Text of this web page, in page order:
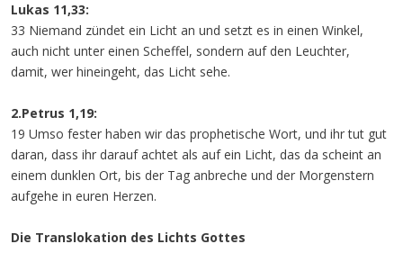
Lukas 11,33:
33 Niemand zündet ein Licht an und setzt es in einen Winkel,
auch nicht unter einen Scheffel, sondern auf den Leuchter,
damit, wer hineingeht, das Licht sehe.
2.Petrus 1,19:
19 Umso fester haben wir das prophetische Wort, und ihr tut gut
daran, dass ihr darauf achtet als auf ein Licht, das da scheint an
einem dunklen Ort, bis der Tag anbreche und der Morgenstern
aufgehe in euren Herzen.
Die Translokation des Lichts Gottes